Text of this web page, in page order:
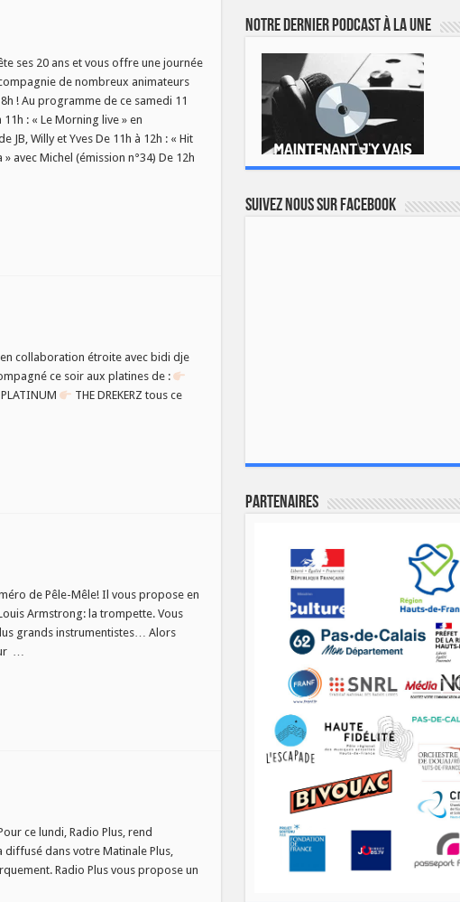
ses 20 ans et vous offre une journée
de nombreux animateurs
! Au programme de ce samedi 11
11h : « Le Morning live » en
JB, Willy et Yves De 11h à 12h : « Hit
» avec Michel (émission n°34) De 12h
collaboration étroite avec bidi dje
ce soir aux platines de :
PLATINUM
THE DREKERZ tous ce
de Pêle-Mêle! Il vous propose en
Armstrong: la trompette. Vous
grands instrumentistes… Alors
…
ce lundi, Radio Plus, rend
dans votre Matinale Plus,
Radio Plus vous propose un
Notre dernier podcast à la une
Suivez nous sur Facebook
Partenaires